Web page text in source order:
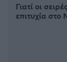
Γιατί οι
επιτυχία στο